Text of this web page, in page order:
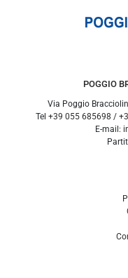
POGGIO
Via Poggio
Tel +39 055 685698 /
E-mail: